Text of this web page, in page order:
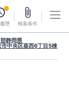
歴 検索条件
静岡県
中央区葵西6丁目5棟